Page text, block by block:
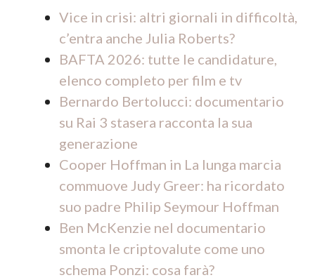
Vice in crisi: altri giornali in difficoltà,
c’entra anche Julia Roberts?
BAFTA 2026: tutte le candidature,
elenco completo per film e tv
Bernardo Bertolucci: documentario
su Rai 3 stasera racconta la sua
generazione
Cooper Hoffman in La lunga marcia
commuove Judy Greer: ha ricordato
suo padre Philip Seymour Hoffman
Ben McKenzie nel documentario
smonta le criptovalute come uno
schema Ponzi: cosa farà?